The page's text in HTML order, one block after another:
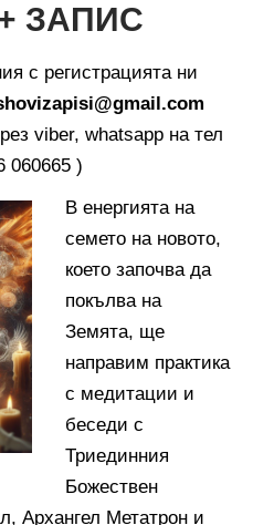
ЗАПИС
с регистрацията ни
viber, whatsapp на тел
060665 )
В енергията на
семето на новото,
което започва да
покълва на
Земята, ще
направим практика
с медитации и
беседи с
Триединния
Божествен
Архангел Метатрон и